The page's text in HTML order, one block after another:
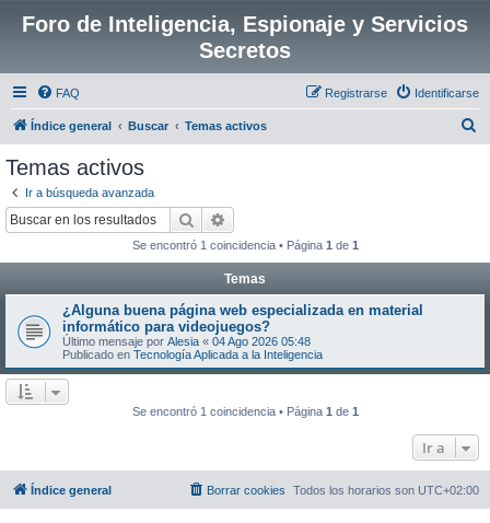
Foro de Inteligencia, Espionaje y Servicios
Secretos
FAQ Identificarse
Registrarse
Índice general Buscar Temas activos
Temas activos
Ir a búsqueda avanzada
Buscar
Se encontró 1 coincidencia • Página 1 de 1
Temas
¿Alguna buena página web especializada en material
informático para videojuegos?
Último mensaje por Alesia « 04 Ago 2026 05:48
Publicado en Tecnología Aplicada a la Inteligencia
Se encontró 1 coincidencia • Página 1 de 1
Ir a
Índice general Todos los horarios son UTC+02:00
Borrar cookies